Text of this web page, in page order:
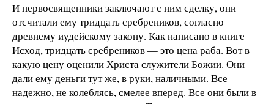
И первосвященники заключают с ним сделку, они
отсчитали ему тридцать сребреников, согласно
древнему иудейскому закону. Как написано в книге
Исход, тридцать сребреников — это цена раба. Вот в
какую цену оценили Христа служители Божии. Они
дали ему деньги тут же, в руки, наличными. Все
надежно, не колеблясь, смелее вперед. Все они были в